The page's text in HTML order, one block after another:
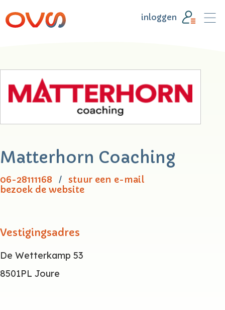
inloggen
Matterhorn Coaching
06-28111168
stuur een e-mail
bezoek de website
Vestigingsadres
De Wetterkamp 53
8501PL Joure